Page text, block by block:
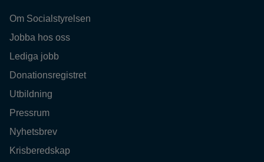
Om Socialstyrelsen
Jobba hos oss
Lediga jobb
Donationsregistret
Utbildning
Pressrum
Nyhetsbrev
Krisberedskap